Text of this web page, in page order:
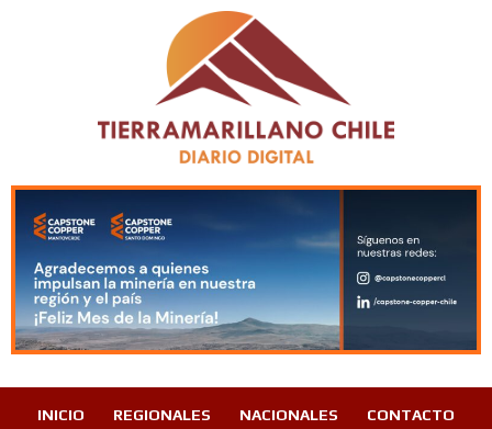
INICIO REGIONALES NACIONALES CONTACTO